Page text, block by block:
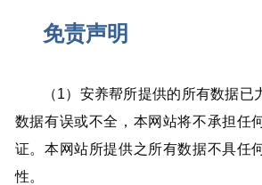
免责声明
（1）安养帮所提供的所有数据已
数据有误或不全，本网站将不承担任
证。本网站所提供之所有数据不具任
性。